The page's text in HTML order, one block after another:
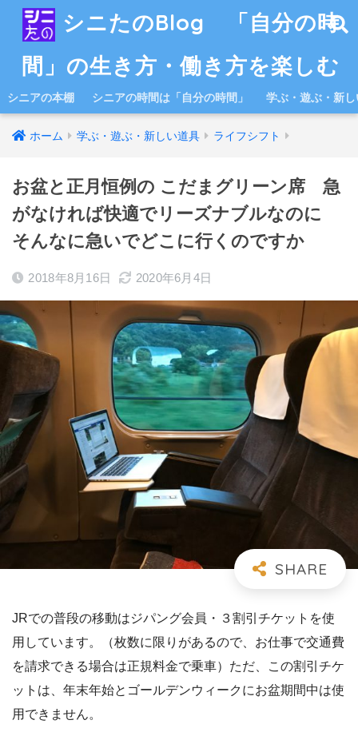
シニたのBlog 「自分の時
間」の生き方・働き方を楽しむ
シニアの本棚 シニアの時間は「自分の時間」 学ぶ・遊ぶ・新
ホーム 学ぶ・遊ぶ・新しい道具 ライフシフト
お盆と正月恒例の こだまグリーン席 急
がなければ快適でリーズナブルなのに
そんなに急いでどこに行くのですか
2018年8月16日 2020年6月4日
JRでの普段の移動はジパング会員・３割引チケットを使
用しています。（枚数に限りがあるので、お仕事で交通費
を請求できる場合は正規料金で乗車）ただ、この割引チケ
ットは、年末年始とゴールデンウィークにお盆期間中は使
用できません。